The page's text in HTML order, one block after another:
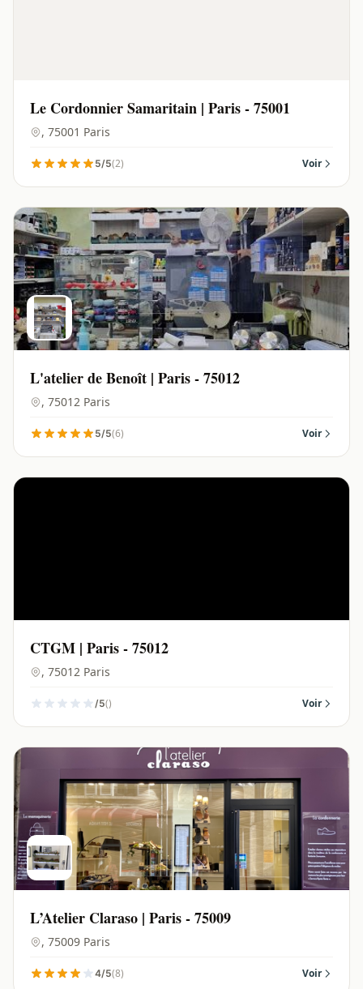
Le Cordonnier Samaritain | Paris - 75001
, 75001 Paris
5/5(2) Voir
L'atelier de Benoît | Paris - 75012
, 75012 Paris
5/5(6) Voir
CTGM | Paris - 75012
, 75012 Paris
/5() Voir
L’Atelier Claraso | Paris - 75009
, 75009 Paris
4/5(8) Voir